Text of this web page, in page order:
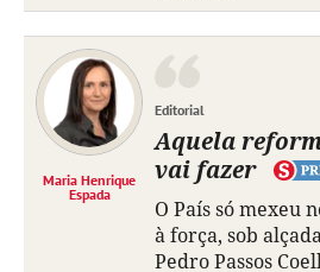
Maria Henrique
Espada
Editorial
Aquela
vai fazer
O País só mexeu
à força, sob
Pedro Passos